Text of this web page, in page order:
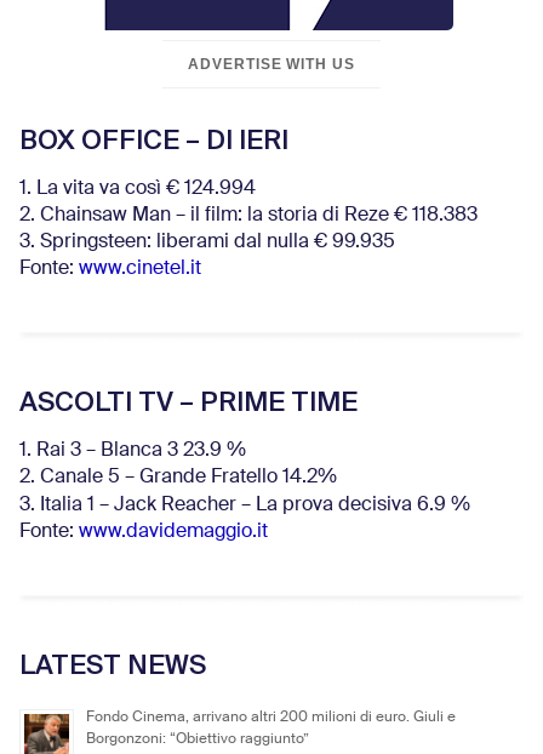
ADVERTISE WITH US
BOX OFFICE – DI IERI
1. La vita va così € 124.994
2. Chainsaw Man – il film: la storia di Reze € 118.383
3. Springsteen: liberami dal nulla € 99.935
Fonte: www.cinetel.it
ASCOLTI TV – PRIME TIME
1. Rai 3 – Blanca 3 23.9 %
2. Canale 5 – Grande Fratello 14.2%
3. Italia 1 – Jack Reacher – La prova decisiva 6.9 %
Fonte: www.davidemaggio.it
LATEST NEWS
Fondo Cinema, arrivano altri 200 milioni di euro. Giuli e
Borgonzoni: “Obiettivo raggiunto”